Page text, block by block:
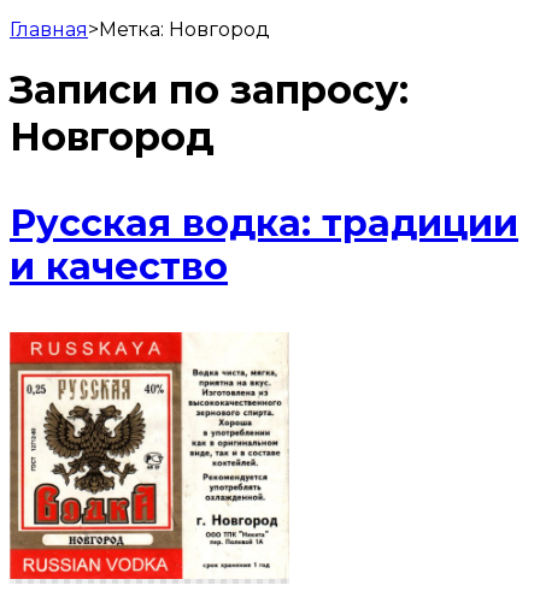
Главная>Метка: Новгород
Записи по запросу:
Новгород
Русская водка: традиции
и качество